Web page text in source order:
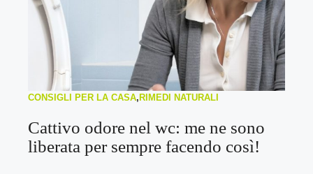
CONSIGLI PER LA CASA, RIMEDI NATURALI
Cattivo odore nel wc: me ne sono
liberata per sempre facendo così!